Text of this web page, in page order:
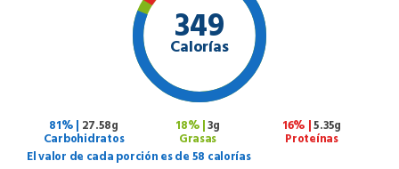
349
Calorías
81% | 27.58g
Carbohidratos
18% |3g
Grasas
16% |5.35g
Proteínas
El valor de cada porción es de 58 calorías